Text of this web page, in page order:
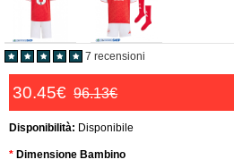
7 recensioni
30.45€ 96.13€
Disponibilità: Disponibile
Dimensione Bambino